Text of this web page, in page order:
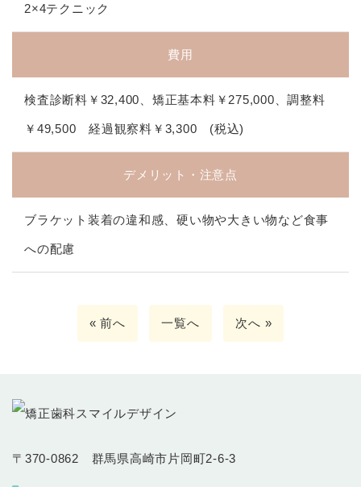
2×4テクニック
費用
検査診断料￥32,400、矯正基本料￥275,000、調整料
￥49,500 経過観察料￥3,300 (税込)
デメリット・注意点
ブラケット装着の違和感、硬い物や大きい物など食事
への配慮
« 前へ 一覧へ 次へ »
〒370-0862 群馬県高崎市片岡町2-6-3